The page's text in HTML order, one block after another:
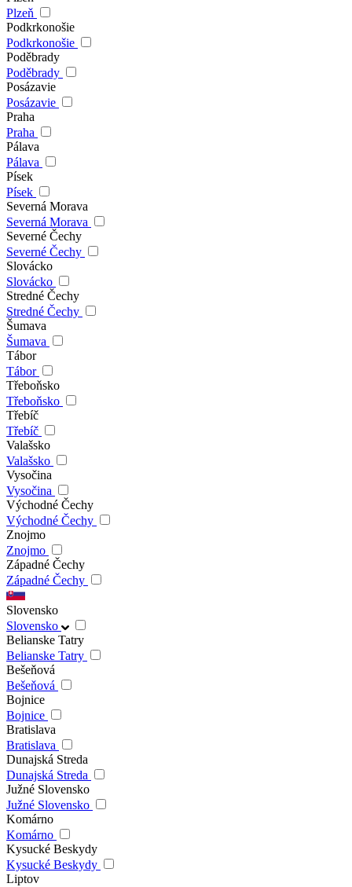
Plzeň
Podkrkonošie
Podkrkonošie
Poděbrady
Poděbrady
Posázavie
Posázavie
Praha
Praha
Pálava
Pálava
Písek
Písek
Severná Morava
Severná Morava
Severné Čechy
Severné Čechy
Slovácko
Slovácko
Stredné Čechy
Stredné Čechy
Šumava
Šumava
Tábor
Tábor
Třeboňsko
Třeboňsko
Třebíč
Třebíč
Valašsko
Valašsko
Vysočina
Vysočina
Východné Čechy
Východné Čechy
Znojmo
Znojmo
Západné Čechy
Západné Čechy
Slovensko
Slovensko
Belianske Tatry
Belianske Tatry
Bešeňová
Bešeňová
Bojnice
Bojnice
Bratislava
Bratislava
Dunajská Streda
Dunajská Streda
Južné Slovensko
Južné Slovensko
Komárno
Komárno
Kysucké Beskydy
Kysucké Beskydy
Liptov